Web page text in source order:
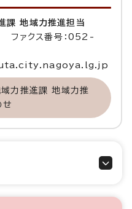
課 地域力推進担当
ァクス番号：052-
力推進課 地域力推
せ